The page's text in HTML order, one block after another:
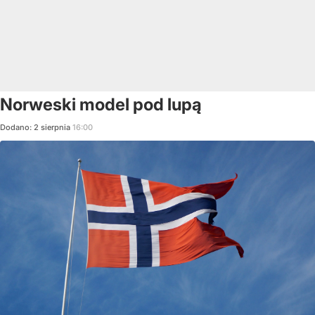
Norweski model pod lupą
Dodano: 2 sierpnia 16:00